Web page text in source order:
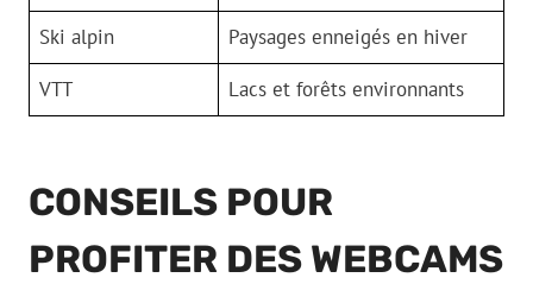
Ski alpin
Paysages enneigés en hiver
VTT
Lacs et forêts environnants
CONSEILS POUR
PROFITER DES WEBCAMS